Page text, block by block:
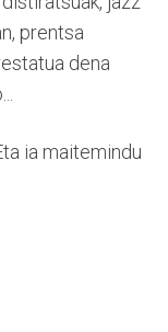
prentsa
dena
ia maitemindu